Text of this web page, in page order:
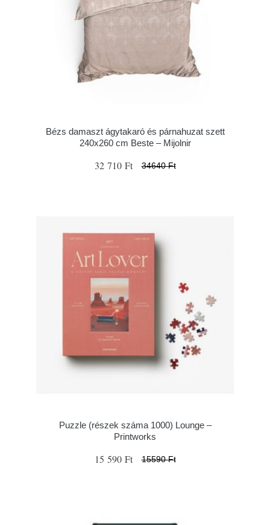
Bézs damaszt ágytakaró és párnahuzat szett
240x260 cm Beste – Mijolnir
32 710 Ft 34640 Ft
Puzzle (részek száma 1000) Lounge –
Printworks
15 590 Ft 15590 Ft